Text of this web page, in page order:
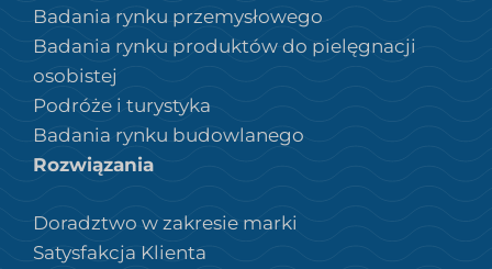
Badania rynku przemysłowego
Badania rynku produktów do pielęgnacji
osobistej
Podróże i turystyka
Badania rynku budowlanego
Rozwiązania
Doradztwo w zakresie marki
Satysfakcja Klienta